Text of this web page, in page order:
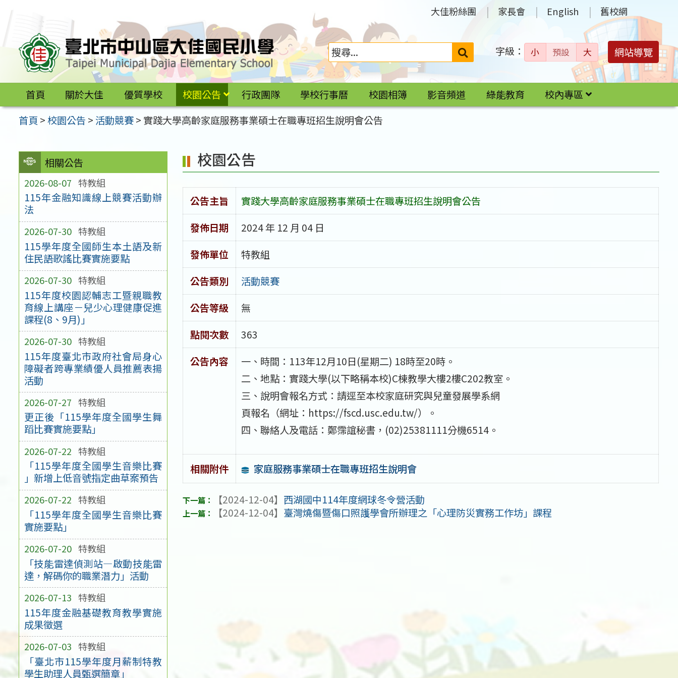
區
大佳粉絲團 家長會 English 舊校網
搜
字級： 小 預設 大 網站導覽
首頁 關於大佳 優質學校 校園公告 行政團隊 學校行事曆 校園相簿 影音頻道 綠能教育
校內專區
首頁 >校園公告 > 活動競賽> 實踐大學高齡家庭服務事業碩士在職專班招生說明會公告
相關公告
2026-08-07 特教組
115年金融知識線上競賽活動辦
法
2026-07-30 特教組
115學年度全國師生本土語及新
住民語歌謠比賽實施要點
2026-07-30 特教組
115年度校園認輔志工暨親職教
育線上講座－兒少心理健康促進
課程(8、9月)」
2026-07-30 特教組
115年度臺北市政府社會局身心
障礙者跨專業績優人員推薦表揚
活動
2026-07-27 特教組
更正後「115學年度全國學生舞
蹈比賽實施要點」
2026-07-22 特教組
「115學年度全國學生音樂比賽
」新增上低音號指定曲草案預告
2026-07-22 特教組
「115學年度全國學生音樂比賽
實施要點」
2026-07-20 特教組
「技能雷達偵測站—啟動技能雷
達，解碼你的職業潛力」活動
2026-07-13 特教組
115年度金融基礎教育教學實施
成果徵選
2026-07-03 特教組
「臺北市115學年度月薪制特教
學生助理人員甄選簡章」
校園公告
公告主旨
實踐大學高齡家庭服務事業碩士在職專班招生說明會公告
發佈日期
2024 年 12 月 04 日
發佈單位
特教組
公告類別
活動競賽
公告等級
無
點閱次數
363
公告內容
一、時間：113年12月10日(星期二) 18時至20時。
二、地點：實踐大學(以下略稱本校)C棟教學大樓2樓C202教室。
三、說明會報名方式：請逕至本校家庭研究與兒童發展學系網
頁報名（網址：https://fscd.usc.edu.tw/）。
四、聯絡人及電話：鄭霈誼秘書，(02)25381111分機6514。
相關附件 家庭服務事業碩士在職專班招生說明會
【2024-12-04】 西湖國中114年度網球冬令營活動
【2024-12-04】 臺灣燒傷暨傷口照護學會所辦理之「心理防災實務工作坊」課程